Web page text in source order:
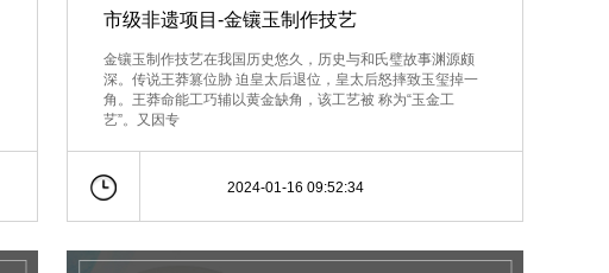
市级非遗项目-金镶玉制作技艺
金镶玉制作技艺在我国历史悠久，历史与和氏璧故事渊源颇
深。传说王莽篡位胁 迫皇太后退位，皇太后怒摔致玉玺掉一
角。王莽命能工巧辅以黄金缺角，该工艺被 称为“玉金工
艺”。又因专
2024-01-16 09:52:34